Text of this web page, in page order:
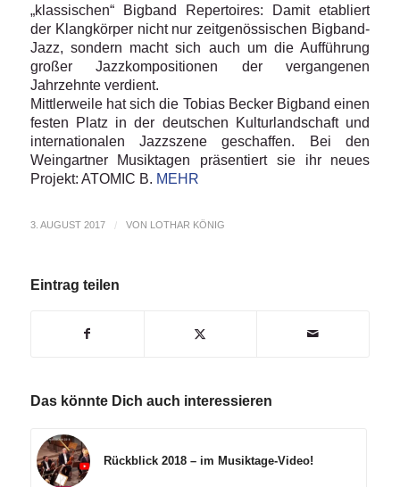
„klassischen“ Bigband Repertoires: Damit etabliert
der Klangkörper nicht nur zeitgenössischen Bigband-
Jazz, sondern macht sich auch um die Aufführung
großer Jazzkompositionen der vergangenen
Jahrzehnte verdient.
Mittlerweile hat sich die Tobias Becker Bigband einen
festen Platz in der deutschen Kulturlandschaft und
internationalen Jazzszene geschaffen. Bei den
Weingartner Musiktagen präsentiert sie ihr neues
Projekt: ATOMIC B. MEHR
3. AUGUST 2017 / VON LOTHAR KÖNIG
Eintrag teilen
Das könnte Dich auch interessieren
Rückblick 2018 – im Musiktage-Video!